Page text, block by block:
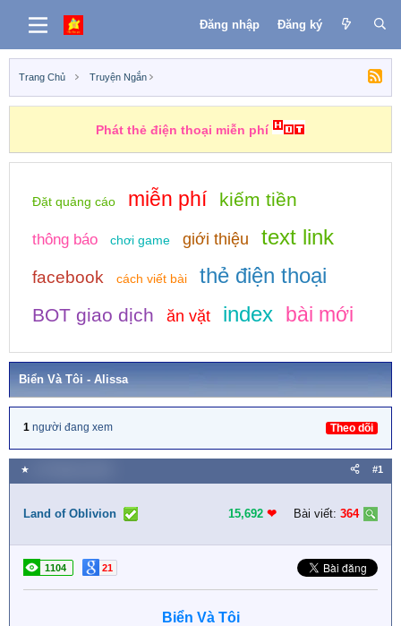
Đăng nhập Đăng ký
Trang Chủ Truyện Ngắn
Phát thẻ điện thoại miễn phí
Đặt quảng cáo miễn phí kiếm tiền
thông báo chơi game giới thiệu text link
facebook cách viết bài thẻ điện thoại
BOT giao dịch ăn vặt index bài mới
Biển Và Tôi - Alissa
1 người đang xem Theo dõi
★ #1
Land of Oblivion 15,692 ❤︎ Bài viết: 364
1104 21
Biển Và Tôi